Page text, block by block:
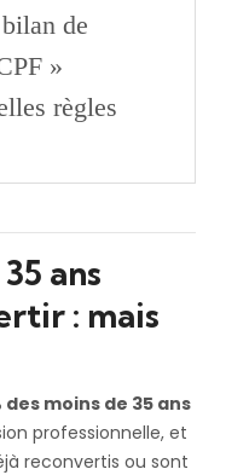
de
»
règles
ans
: mais
des moins de 35 ans
professionnelle, et
reconvertis ou sont